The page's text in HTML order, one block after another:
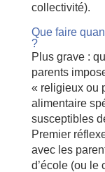
collectivité).
Que faire
?
Plus grave :
parents
« religieux ou
alimentaire
susceptibles
Premier
avec les
d’école (ou le